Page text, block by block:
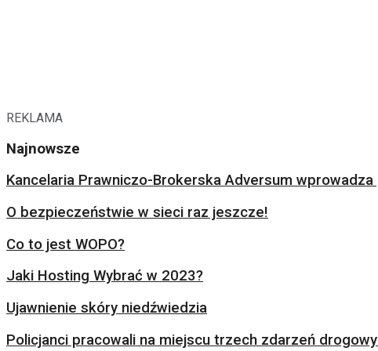
REKLAMA
Najnowsze
Kancelaria Prawniczo-Brokerska Adversum
O bezpieczeństwie w sieci raz jeszcze!
Co to jest WOPO?
Jaki Hosting Wybrać w 2023?
Ujawnienie skóry niedźwiedzia
Policjanci pracowali na miejscu trzech zdarzeń